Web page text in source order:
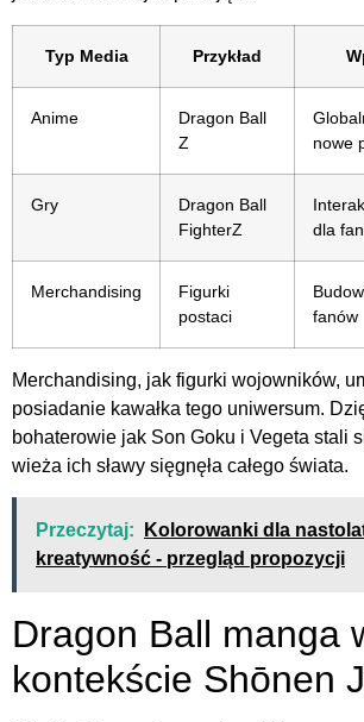
Typ Media Przykład
Anime
Dragon Ball
Z
nowe
Gry
Dragon Ball
FighterZ
dla
Merchandising
Figurki
postaci
fanów
Merchandising, jak figurki wojowników,
posiadanie kawałka tego uniwersum.
bohaterowie jak Son Goku i Vegeta stali
wieża ich sławy sięgnęła całego świata.
Przeczytaj:
Kolorowanki dla
kreatywność - przegląd propozycji
Dragon Ball manga
kontekście Shōnen